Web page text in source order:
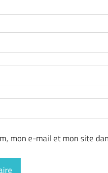
mon e-mail et mon site